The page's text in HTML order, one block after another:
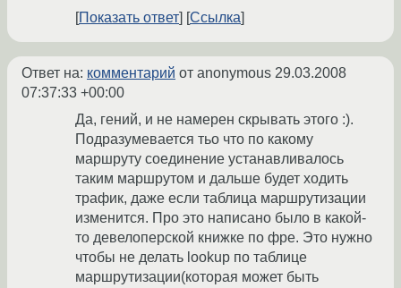
Показать ответ
Ссылка
Ответ на: комментарий от anonymous 29.03.2008
07:37:33 +00:00
Да, гений, и не намерен скрывать этого :).
Подразумевается тьо что по какому
маршруту соединение устанавливалось
таким маршрутом и дальше будет ходить
трафик, даже если таблица маршрутизации
изменится. Про это написано было в какой-
то девелоперской книжке по фре. Это нужно
чтобы не делать lookup по таблице
маршрутизации(которая может быть